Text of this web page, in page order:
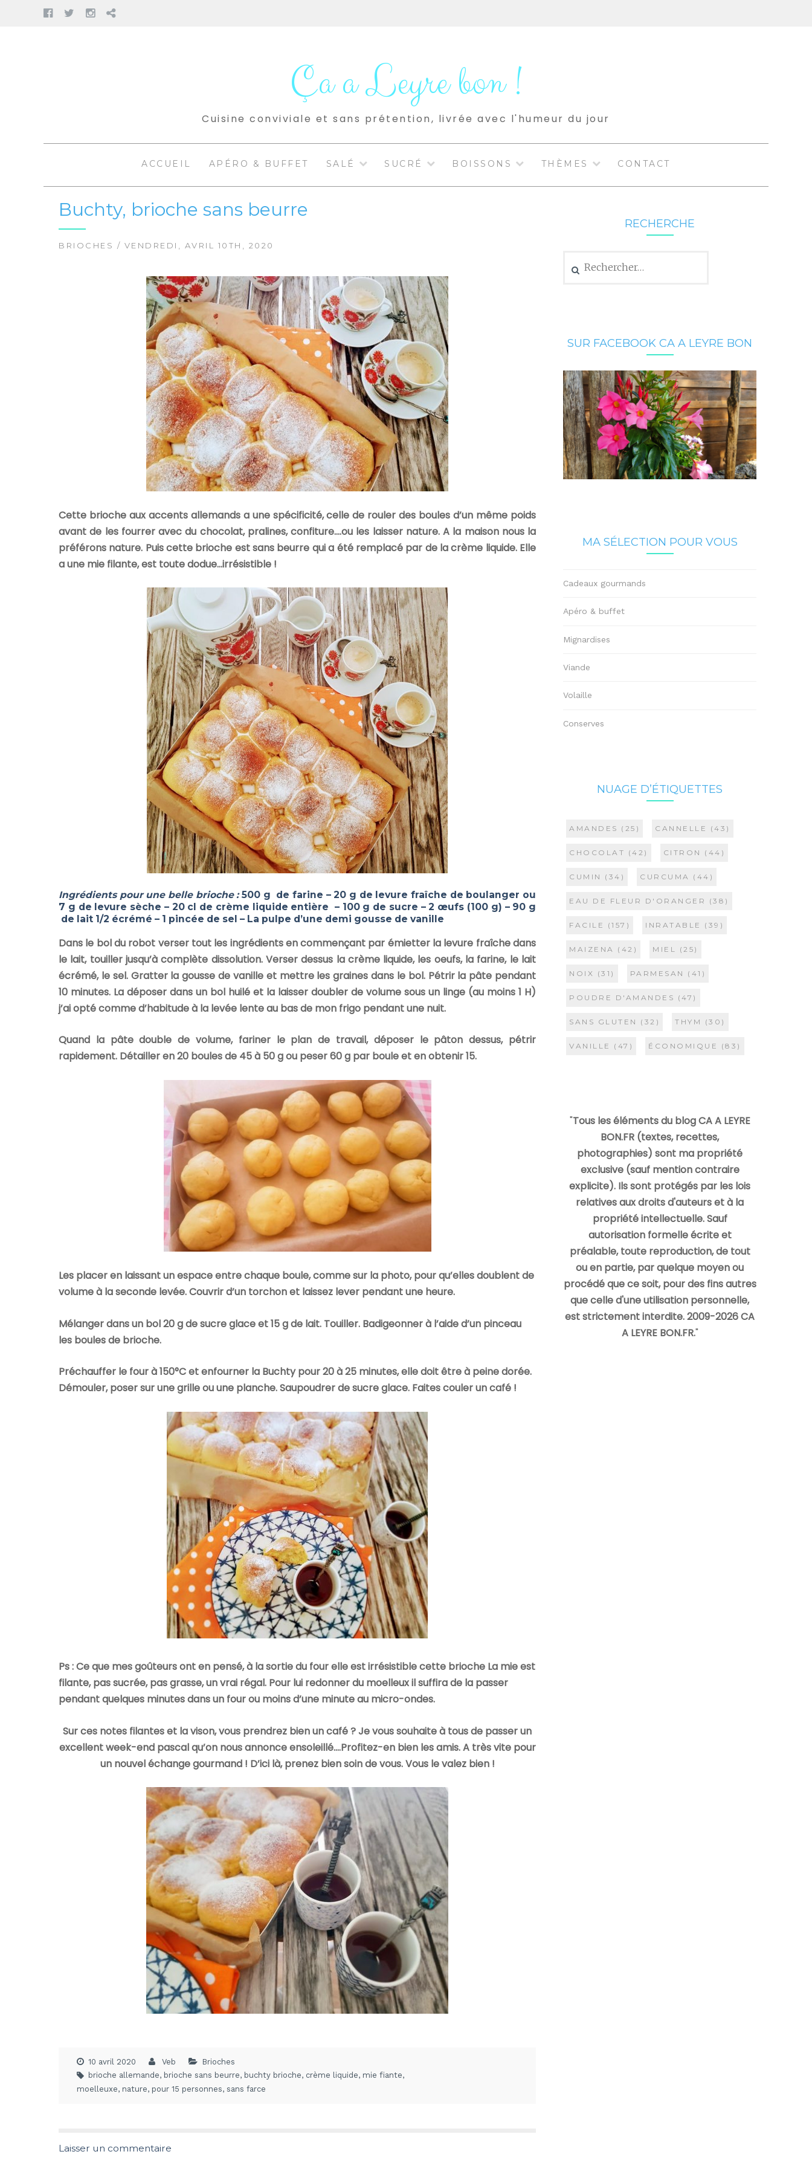
FacebookTwitter
Instagram
Pinterest
Ça a Leyre bon !
Cuisine conviviale et sans prétention, livrée avec l'humeur du jour
ACCUEIL APÉRO & BUFFET SALÉ SUCRÉ BOISSONS THÈMES CONTACT
Buchty, brioche sans beurre
BRIOCHES / VENDREDI, AVRIL 10TH, 2020
Cette brioche aux accents allemands a une spécificité, celle de rouler des boules d’un même poids
avant de les fourrer avec du chocolat, pralines, confiture….ou les laisser nature. A la maison nous la
préférons nature. Puis cette brioche est sans beurre qui a été remplacé par de la crème liquide. Elle
a une mie filante, est toute dodue…irrésistible !
Ingrédients pour une belle brioche :500 g de farine – 20 g de levure fraîche de boulanger ou
7 g de levure sèche – 20 cl de crème liquide entière – 100 g de sucre – 2 œufs (100 g) – 90 g
de lait 1/2 écrémé – 1 pincée de sel – La pulpe d’une demi gousse de vanille
Dans le bol du robot verser tout les ingrédients en commençant par émietter la levure fraîche dans
le lait, touiller jusqu’à complète dissolution. Verser dessus la crème liquide, les oeufs, la farine, le lait
écrémé, le sel. Gratter la gousse de vanille et mettre les graines dans le bol. Pétrir la pâte pendant
10 minutes. La déposer dans un bol huilé et la laisser doubler de volume sous un linge (au moins 1 H)
j’ai opté comme d’habitude à la levée lente au bas de mon frigo pendant une nuit.
Quand la pâte double de volume, fariner le plan de travail, déposer le pâton dessus, pétrir
rapidement. Détailler en 20 boules de 45 à 50 g ou peser 60 g par boule et en obtenir 15.
Les placer en laissant un espace entre chaque boule, comme sur la photo, pour qu’elles doublent de
volume à la seconde levée. Couvrir d’un torchon et laissez lever pendant une heure.
Mélanger dans un bol 20 g de sucre glace et 15 g de lait. Touiller. Badigeonner à l’aide d’un pinceau
les boules de brioche.
Préchauffer le four à 150°C et enfourner la Buchty pour 20 à 25 minutes, elle doit être à peine dorée.
Démouler, poser sur une grille ou une planche. Saupoudrer de sucre glace. Faites couler un café !
Ps : Ce que mes goûteurs ont en pensé, à la sortie du four elle est irrésistible cette brioche La mie est
filante, pas sucrée, pas grasse, un vrai régal. Pour lui redonner du moelleux il suffira de la passer
pendant quelques minutes dans un four ou moins d’une minute au micro-ondes.
Sur ces notes filantes et la vison, vous prendrez bien un café ? Je vous souhaite à tous de passer un
excellent week-end pascal qu’on nous annonce ensoleillé….Profitez-en bien les amis. A très vite pour
un nouvel échange gourmand ! D’ici là, prenez bien soin de vous. Vous le valez bien !
10 avril 2020 Veb
Brioches
brioche allemande, brioche sans beurre, buchty brioche, crème liquide, mie fiante,
moelleuxe, nature, pour 15 personnes, sans farce
Laisser un commentaire
RECHERCHE
SUR FACEBOOK CA A LEYRE BON
MA SÉLECTION POUR VOUS
Cadeaux gourmands
Apéro & buffet
Mignardises
Viande
Volaille
Conserves
NUAGE D’ÉTIQUETTES
AMANDES (25) CANNELLE (43)
CHOCOLAT (42) CITRON (44)
CUMIN (34) CURCUMA (44)
EAU DE FLEUR D'ORANGER (38)
FACILE (157) INRATABLE (39)
MAIZENA (42) MIEL (25)
NOIX (31) PARMESAN (41)
POUDRE D'AMANDES (47)
SANS GLUTEN (32) THYM (30)
VANILLE (47) ÉCONOMIQUE (83)
"Tous les éléments du blog CA A LEYRE
BON.FR (textes, recettes,
photographies) sont ma propriété
exclusive (sauf mention contraire
explicite). Ils sont protégés par les lois
relatives aux droits d'auteurs et à la
propriété intellectuelle. Sauf
autorisation formelle écrite et
préalable, toute reproduction, de tout
ou en partie, par quelque moyen ou
procédé que ce soit, pour des fins autres
que celle d'une utilisation personnelle,
est strictement interdite. 2009-2026 CA
A LEYRE BON.FR."